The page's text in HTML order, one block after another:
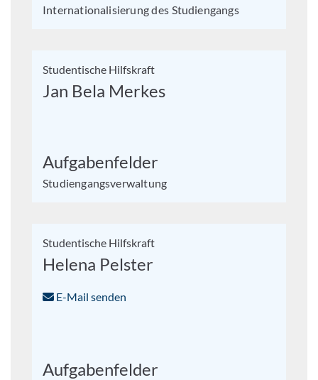
Internationalisierung des Studiengangs
Studentische Hilfskraft
Jan Bela Merkes
Aufgabenfelder
Studiengangsverwaltung
Studentische Hilfskraft
Helena Pelster
E-Mail senden
Aufgabenfelder